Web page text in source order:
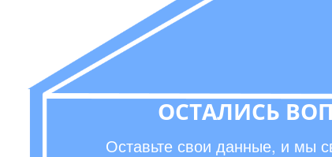
ОСТАЛИСЬ
Оставьте свои данные, и мы